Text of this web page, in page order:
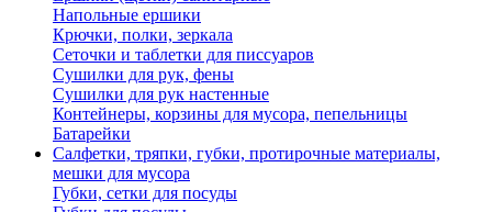
Напольные ершики
Крючки, полки, зеркала
Сеточки и таблетки для писсуаров
Сушилки для рук, фены
Сушилки для рук настенные
Контейнеры, корзины для мусора, пепельницы
Батарейки
Салфетки, тряпки, губки, протирочные материалы,
мешки для мусора
Губки, сетки для посуды